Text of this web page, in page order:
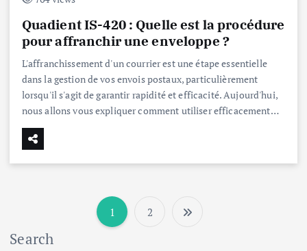
Quadient IS-420 : Quelle est la procédure
pour affranchir une enveloppe ?
L'affranchissement d'un courrier est une étape essentielle
dans la gestion de vos envois postaux, particulièrement
lorsqu'il s'agit de garantir rapidité et efficacité. Aujourd'hui,
nous allons vous expliquer comment utiliser efficacement…
P
1 2
Search